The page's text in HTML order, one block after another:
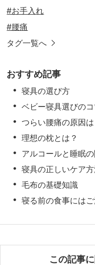
#お手入れ
#腰痛
タグ一覧へ
おすすめ記事
寝具の選び方
ベビー寝具選びの
つらい腰痛の原因は
理想の枕とは？
アルコールと睡眠
寝具の正しいケア
毛布の基礎知識
寝る前の食事には
この記事